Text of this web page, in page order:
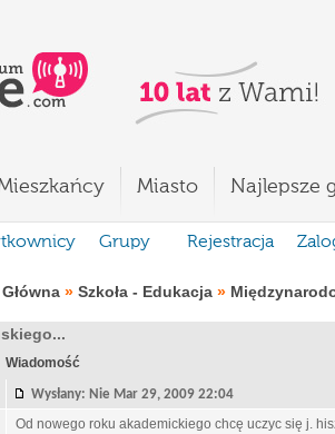
Miasto Najlepsze
Grupy Rejestracja
» Szkoła - Edukacja »
Wiadomość
Wysłany: Nie Mar 29, 2009 22:04
Od nowego roku akademickiego chcę uczyc się j.